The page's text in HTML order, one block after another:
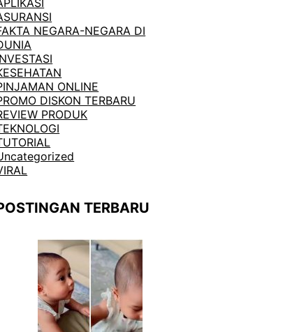
NEGARA-NEGARA DI
ONLINE
DISKON TERBARU
PRODUK
TERBARU